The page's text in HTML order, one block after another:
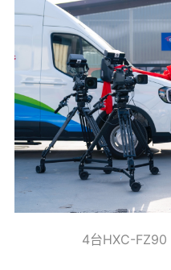
4台HXC-FZ90